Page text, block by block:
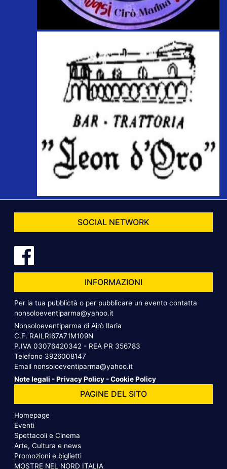
SOCIAL NETWORK
INFORMAZIONI
Per la tua pubblictà o per pubblicare un evento contatta
nonsoloeventiparma@yahoo.it
Nonsoloeventiparma di Airò Ilaria
C.F. RAILRI67A71M109N
P.IVA 03076420342 - REA PR 356783
Telefono 3926008147
Email nonsoloeventiparma@yahoo.it
Note legali -Privacy Policy -Cookie Policy
PAGINE DEL SITO
Homepage
Eventi
Spettacoli e Cinema
Arte, Cultura e news
Promozioni e biglietti
MOSTRE NEL NORD ITALIA